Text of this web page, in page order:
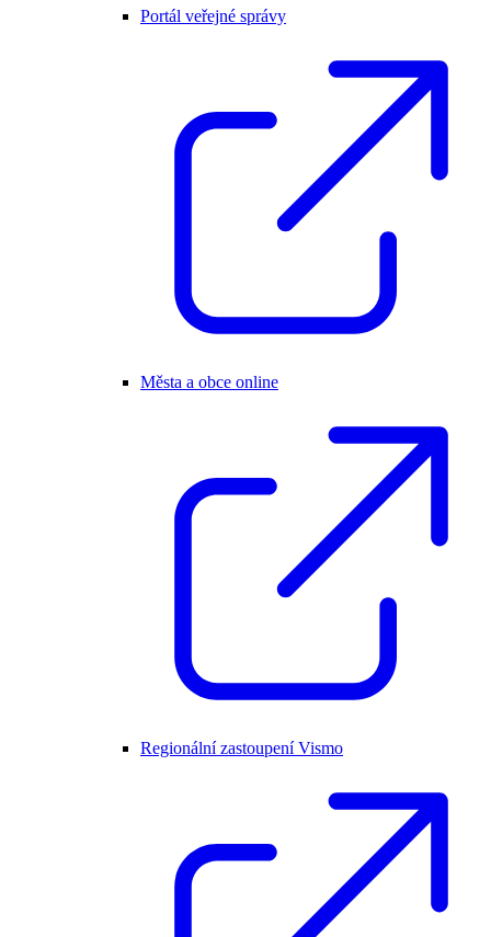
Portál veřejné správy
Města a obce online
Regionální zastoupení Vismo